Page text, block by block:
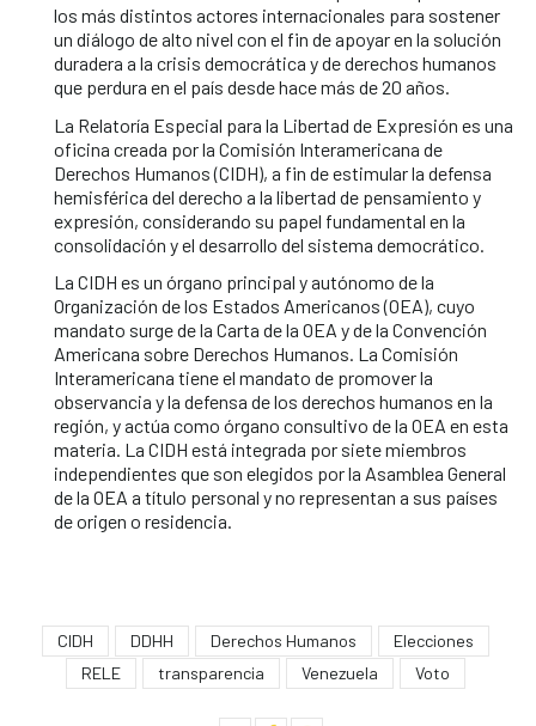
los más distintos actores internacionales para sostener
un diálogo de alto nivel con el fin de apoyar en la solución
duradera a la crisis democrática y de derechos humanos
que perdura en el país desde hace más de 20 años.
La Relatoría Especial para la Libertad de Expresión es una
oficina creada por la Comisión Interamericana de
Derechos Humanos (CIDH), a fin de estimular la defensa
hemisférica del derecho a la libertad de pensamiento y
expresión, considerando su papel fundamental en la
consolidación y el desarrollo del sistema democrático.
La CIDH es un órgano principal y autónomo de la
Organización de los Estados Americanos (OEA), cuyo
mandato surge de la Carta de la OEA y de la Convención
Americana sobre Derechos Humanos. La Comisión
Interamericana tiene el mandato de promover la
observancia y la defensa de los derechos humanos en la
región, y actúa como órgano consultivo de la OEA en esta
materia. La CIDH está integrada por siete miembros
independientes que son elegidos por la Asamblea General
de la OEA a título personal y no representan a sus países
de origen o residencia.
CIDH DDHH Derechos Humanos
Elecciones
RELE
transparencia Venezuela Voto